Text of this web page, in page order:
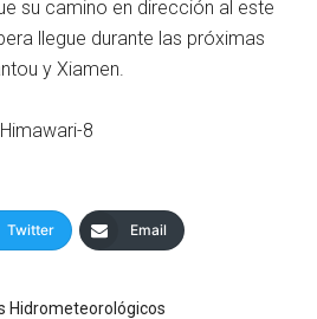
su camino en dirección al este
llegue durante las próximas
y Xiamen.
8
Twitter Email
Hidrometeorológicos